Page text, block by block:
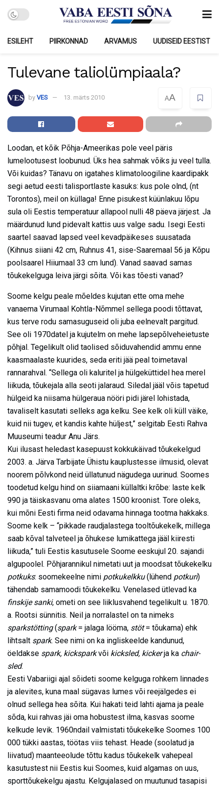
ESILEHT PIIRKONNAD ARVAMUS UUDISEID EESTIST
Tulevane taliolümpiaala?
by VES 13. märts 2010 AA
Loodan, et kõik Põhja-Ameerikas pole veel päris
lumelootusest loobunud. Üks hea sahmak võiks ju veel tulla.
Või kuidas? Tänavu on igatahes klimatoloogiline kaardipakk
segi aetud eesti talisportlaste kasuks: kus pole olnd, (nt
Torontos), meil on küllaga! Enne pisukest küünlakuu lõpu
sula oli Eestis temperatuur allapool nulli 48 päeva järjest. Ja
määrdunud lund pidevalt kattis uus valge sadu. Isegi Eesti
saartel saavad lapsed veel kevadpäikeses suusatada
(Kihnus siiani 42 cm, Ruhnus 41, sise-Saaremaal 56 ja Kõpu
poolsaarel Hiiumaal 33 cm lund). Vanad saavad samas
tõukekelguga leiva järgi sõita. Või kas tõesti vanad?
Soome kelgu peale mõeldes kujutan ette oma mehe
vanaema Virumaal Kohtla-Nõmmel sellega poodi tõttavat,
kus terve rodu samasuguseid oli juba eelnevalt pargitud.
See oli 1970datel ja kujutelm on mehe lapsepõlveheietuste
põhjal. Tegelikult olid taolised sõiduvahendid ammu enne
kaasmaalaste kuurides, seda eriti jää peal toimetaval
rannarahval. “Sellega oli kaluritel ja hülgeküttidel hea merel
liikuda, tõukejala alla seoti jalaraud. Siledal jääl võis tapetud
hülgeid ka niisama hülgeraua nööri pidi järel lohistada,
tavaliselt kasutati selleks aga kelku. See kelk oli küll väike,
kuid nii tugev, et kandis kahte hüljest,” selgitab Eesti Rahva
Muuseumi teadur Anu Järs.
Kui ilusast heledast kasepuust kokkukäivad tõukekelgud
2003. a. Järva Tarbijate Ühistu kauplustesse ilmusid, olevat
noorem põlvkond neid üllatunud nägudega uurinud. Soomes
toodetud kelgu hind on siiamaani küllaltki krõbe: laste kelk
990 ja täiskasvanu oma alates 1500 kroonist. Tore oleks,
kui mõni Eesti firma neid odavama hinnaga tootma hakkaks.
Soome kelk – “pikkade raudjalastega tooltõukekelk, millega
saab kõval talveteel ja õhukese lumikattega jääl kiiresti
liikuda,” tuli Eestis kasutusele Soome eeskujul 20. sajandi
algupoolel. Põhjarannikul nimetati uut ja moodsat tõukekelku
potkuks: soomekeelne nimi potkukelkku(lühend potkuri)
tähendab samamoodi tõukekelku. Venelased ütlevad ka
finskije sanki, ometi on see liiklusvahend tegelikult u. 1870.
a. Rootsi sünnitis. Neil ja norralastel on ta nimeks
sparkstötting(spark= jalaga lööma, stöt= tõukama) ehk
lihtsalt spark. See nimi on ka ingliskeelde kandunud,
öeldakse spark, kicksparkvõi kicksled, kickerja ka chair-
sled.
Eesti Vabariigi ajal sõideti soome kelguga rohkem linnades
ja alevites, kuna maal sügavas lumes või reejälgedes ei
olnud sellega hea sõita. Kui hakati teid lahti ajama ja peale
sõda, kui rahvas jäi oma hobustest ilma, kasvas soome
kelkude levik. 1960ndail valmistati tõukekelke Soomes 100
000 tükki aastas, töötas viis tehast. Heade (soolatud ja
liivatud) maanteeolude tõttu kadus tõukekelk vahepeal
kasutustest nii Eestis kui Soomes, kuid algamas on uus,
sporttõukekelgu ajastu. Kelgujalased on muutunud tasapisi